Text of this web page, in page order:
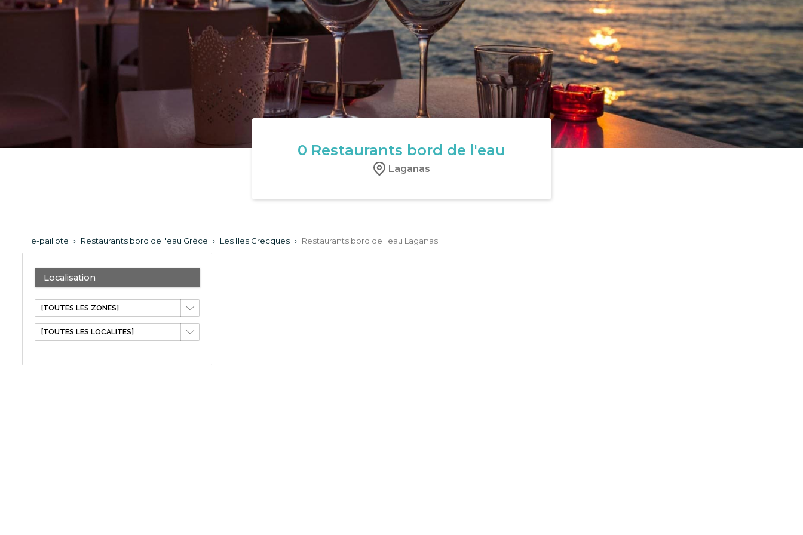
0 Restaurants bord de l'eau
Laganas
e-paillote › Restaurants bord de l'eau Grèce › Les Iles Grecques › Restaurants bord de l'eau Laganas
Localisation